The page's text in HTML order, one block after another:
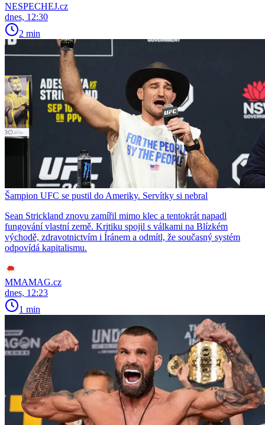
NESPECHEJ.cz
dnes, 12:30
2 min
Šampion UFC se pustil do Ameriky. Servítky si nebral
Sean Strickland znovu zamířil mimo klec a tentokrát napadl
fungování vlastní země. Kritiku spojil s válkami na Blízkém
východě, zdravotnictvím i Íránem a odmítl, že současný systém
odpovídá kapitalismu.
MMAMAG.cz
dnes, 12:23
1 min